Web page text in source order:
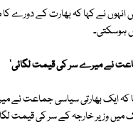
نے کہا کہ بھارت کے دورے
ہوسکتی۔
نے میرے سر کی قیمت لگائی'
کہ ایک بھارتی سیاسی جماعت
وزیر خارجہ کے سر کی قیمت